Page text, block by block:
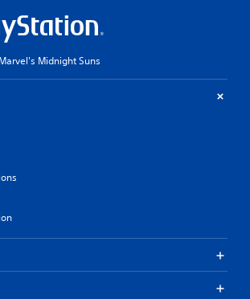
Marvel's Midnight Suns